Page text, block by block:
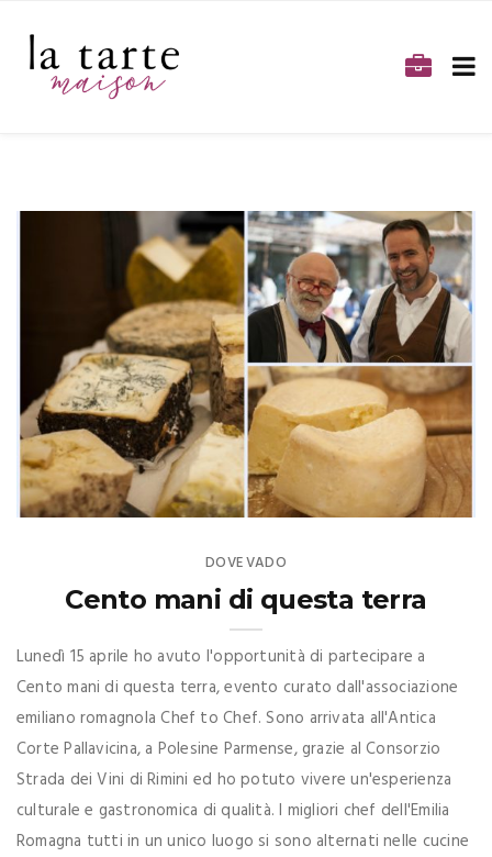
DOVE VADO
Cento mani di questa terra
Lunedì 15 aprile ho avuto l'opportunità di partecipare a
Cento mani di questa terra, evento curato dall'associazione
emiliano romagnola Chef to Chef. Sono arrivata all'Antica
Corte Pallavicina, a Polesine Parmense, grazie al Consorzio
Strada dei Vini di Rimini ed ho potuto vivere un'esperienza
culturale e gastronomica di qualità. I migliori chef dell'Emilia
Romagna tutti in un unico luogo si sono alternati nelle cucine